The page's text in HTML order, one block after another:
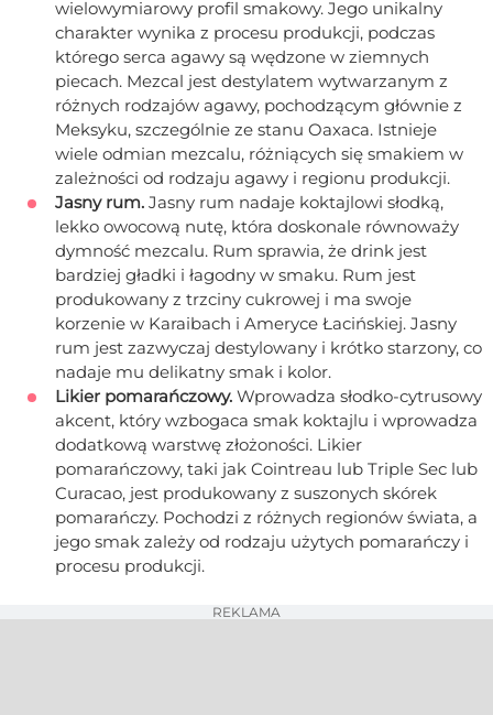
wielowymiarowy profil smakowy. Jego unikalny
charakter wynika z procesu produkcji, podczas
którego serca agawy są wędzone w ziemnych
piecach. Mezcal jest destylatem wytwarzanym z
różnych rodzajów agawy, pochodzącym głównie z
Meksyku, szczególnie ze stanu Oaxaca. Istnieje
wiele odmian mezcalu, różniących się smakiem w
zależności od rodzaju agawy i regionu produkcji.
Jasny rum. Jasny rum nadaje koktajlowi słodką,
lekko owocową nutę, która doskonale równoważy
dymność mezcalu. Rum sprawia, że drink jest
bardziej gładki i łagodny w smaku. Rum jest
produkowany z trzciny cukrowej i ma swoje
korzenie w Karaibach i Ameryce Łacińskiej. Jasny
rum jest zazwyczaj destylowany i krótko starzony, co
nadaje mu delikatny smak i kolor.
Likier pomarańczowy. Wprowadza słodko-cytrusowy
akcent, który wzbogaca smak koktajlu i wprowadza
dodatkową warstwę złożoności. Likier
pomarańczowy, taki jak Cointreau lub Triple Sec lub
Curacao, jest produkowany z suszonych skórek
pomarańczy. Pochodzi z różnych regionów świata, a
jego smak zależy od rodzaju użytych pomarańczy i
procesu produkcji.
REKLAMA